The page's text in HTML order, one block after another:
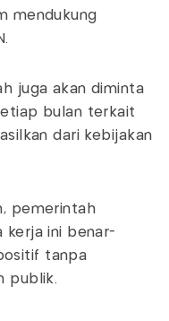
mendukung
juga akan diminta
bulan terkait
dari kebijakan
pemerintah
kerja ini benar-
tanpa
publik.